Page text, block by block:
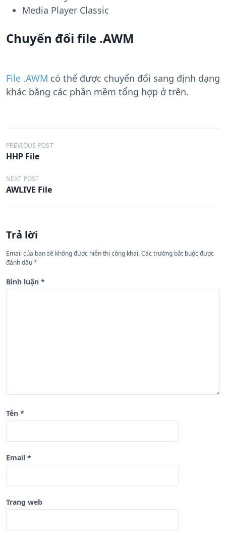
Media Player Classic
Chuyển đổi file .AWM
File .AWM có thể được chuyển đổi sang định dạng
khác bằng các phần mềm tổng hợp ở trên.
Đ
i
ề
u
h
ớ
n
g
b
PREVIOUS POST
HHP File
NEXT POST
AWLIVE File
Trả lời
Email của bạn sẽ không được hiển thị công khai.Các trường bắt buộc được
đánh dấu*
Bình luận *
Tên *
Email *
Trang web